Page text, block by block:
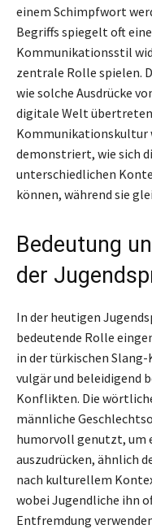
einem Schimpfwort
Begriffs spiegelt oft
Kommunikationsstil
zentrale Rolle spielen.
wie solche Ausdrücke
digitale Welt übertreten
Kommunikationskultur
demonstriert, wie sich
unterschiedlichen
können, während sie
Bedeutung
der
In der heutigen
bedeutende Rolle
in der türkischen
vulgär und beleidigend
Konflikten. Die
männliche
humorvoll genutzt, um
auszudrücken, ähnlich
nach kulturellem
wobei Jugendliche ihn
Entfremdung